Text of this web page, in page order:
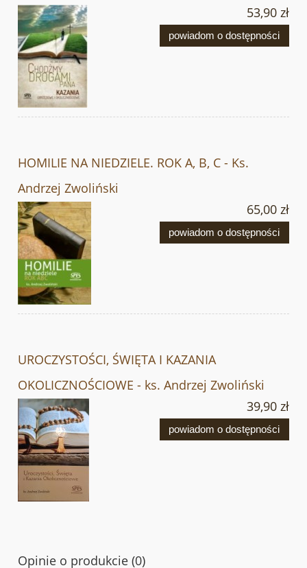
53,90 zł
powiadom o dostępności
HOMILIE NA NIEDZIELE. ROK A, B, C - Ks.
Andrzej Zwoliński
65,00 zł
powiadom o dostępności
UROCZYSTOŚCI, ŚWIĘTA I KAZANIA
OKOLICZNOŚCIOWE - ks. Andrzej Zwoliński
39,90 zł
powiadom o dostępności
Opinie o produkcie (0)